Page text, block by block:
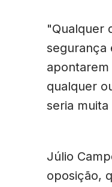
"Qualquer
segurança
qualquer
seria muita
Júlio
oposição,